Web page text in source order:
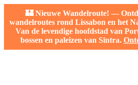
🏰 Nieuwe Wandelroute! —
wandelroutes rond Lissabon en het
Van de levendige hoofdstad van
bossen en paleizen van Sintra.